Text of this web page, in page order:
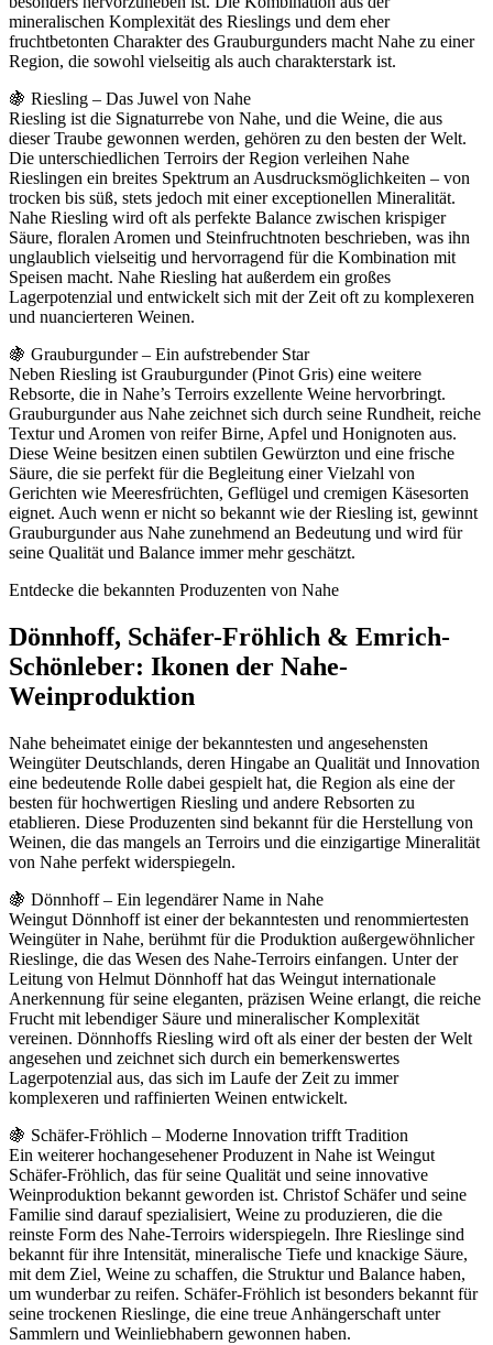
mineralischen Komplexität des Rieslings und dem eher
fruchtbetonten Charakter des Grauburgunders macht Nahe zu einer
Region, die sowohl vielseitig als auch charakterstark ist.
🍇 Riesling – Das Juwel von Nahe
Riesling ist die Signaturrebe von Nahe, und die Weine, die aus
dieser Traube gewonnen werden, gehören zu den besten der Welt.
Die unterschiedlichen Terroirs der Region verleihen Nahe
Rieslingen ein breites Spektrum an Ausdrucksmöglichkeiten – von
trocken bis süß, stets jedoch mit einer exceptionellen Mineralität.
Nahe Riesling wird oft als perfekte Balance zwischen krispiger
Säure, floralen Aromen und Steinfruchtnoten beschrieben, was ihn
unglaublich vielseitig und hervorragend für die Kombination mit
Speisen macht. Nahe Riesling hat außerdem ein großes
Lagerpotenzial und entwickelt sich mit der Zeit oft zu komplexeren
und nuancierteren Weinen.
🍇 Grauburgunder – Ein aufstrebender Star
Neben Riesling ist Grauburgunder (Pinot Gris) eine weitere
Rebsorte, die in Nahe’s Terroirs exzellente Weine hervorbringt.
Grauburgunder aus Nahe zeichnet sich durch seine Rundheit, reiche
Textur und Aromen von reifer Birne, Apfel und Honignoten aus.
Diese Weine besitzen einen subtilen Gewürzton und eine frische
Säure, die sie perfekt für die Begleitung einer Vielzahl von
Gerichten wie Meeresfrüchten, Geflügel und cremigen Käsesorten
eignet. Auch wenn er nicht so bekannt wie der Riesling ist, gewinnt
Grauburgunder aus Nahe zunehmend an Bedeutung und wird für
seine Qualität und Balance immer mehr geschätzt.
Entdecke die bekannten Produzenten von Nahe
Dönnhoff, Schäfer-Fröhlich & Emrich-
Schönleber: Ikonen der Nahe-
Weinproduktion
Nahe beheimatet einige der bekanntesten und angesehensten
Weingüter Deutschlands, deren Hingabe an Qualität und Innovation
eine bedeutende Rolle dabei gespielt hat, die Region als eine der
besten für hochwertigen Riesling und andere Rebsorten zu
etablieren. Diese Produzenten sind bekannt für die Herstellung von
Weinen, die das mangels an Terroirs und die einzigartige Mineralität
von Nahe perfekt widerspiegeln.
🍇 Dönnhoff – Ein legendärer Name in Nahe
Weingut Dönnhoff ist einer der bekanntesten und renommiertesten
Weingüter in Nahe, berühmt für die Produktion außergewöhnlicher
Rieslinge, die das Wesen des Nahe-Terroirs einfangen. Unter der
Leitung von Helmut Dönnhoff hat das Weingut internationale
Anerkennung für seine eleganten, präzisen Weine erlangt, die reiche
Frucht mit lebendiger Säure und mineralischer Komplexität
vereinen. Dönnhoffs Riesling wird oft als einer der besten der Welt
angesehen und zeichnet sich durch ein bemerkenswertes
Lagerpotenzial aus, das sich im Laufe der Zeit zu immer
komplexeren und raffinierten Weinen entwickelt.
🍇 Schäfer-Fröhlich – Moderne Innovation trifft Tradition
Ein weiterer hochangesehener Produzent in Nahe ist Weingut
Schäfer-Fröhlich, das für seine Qualität und seine innovative
Weinproduktion bekannt geworden ist. Christof Schäfer und seine
Familie sind darauf spezialisiert, Weine zu produzieren, die die
reinste Form des Nahe-Terroirs widerspiegeln. Ihre Rieslinge sind
bekannt für ihre Intensität, mineralische Tiefe und knackige Säure,
mit dem Ziel, Weine zu schaffen, die Struktur und Balance haben,
um wunderbar zu reifen. Schäfer-Fröhlich ist besonders bekannt für
seine trockenen Rieslinge, die eine treue Anhängerschaft unter
Sammlern und Weinliebhabern gewonnen haben.